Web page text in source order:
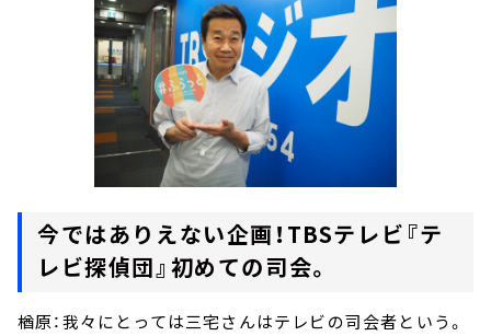
今ではありえない企画！TBSテレビ『テ
レビ探偵団』初めての司会。
楢原：我々にとっては三宅さんはテレビの司会者という。